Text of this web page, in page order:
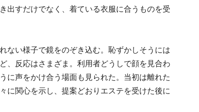
出すだけでなく、着ている衣服に合うものを受
ない様子で鏡をのぞき込む。恥ずかしそうには
、反応はさまざま。利用者どうしで顔を見合わ
に声をかけ合う場面も見られた。当初は離れた
に関心を示し、提案どおりエステを受けた後に